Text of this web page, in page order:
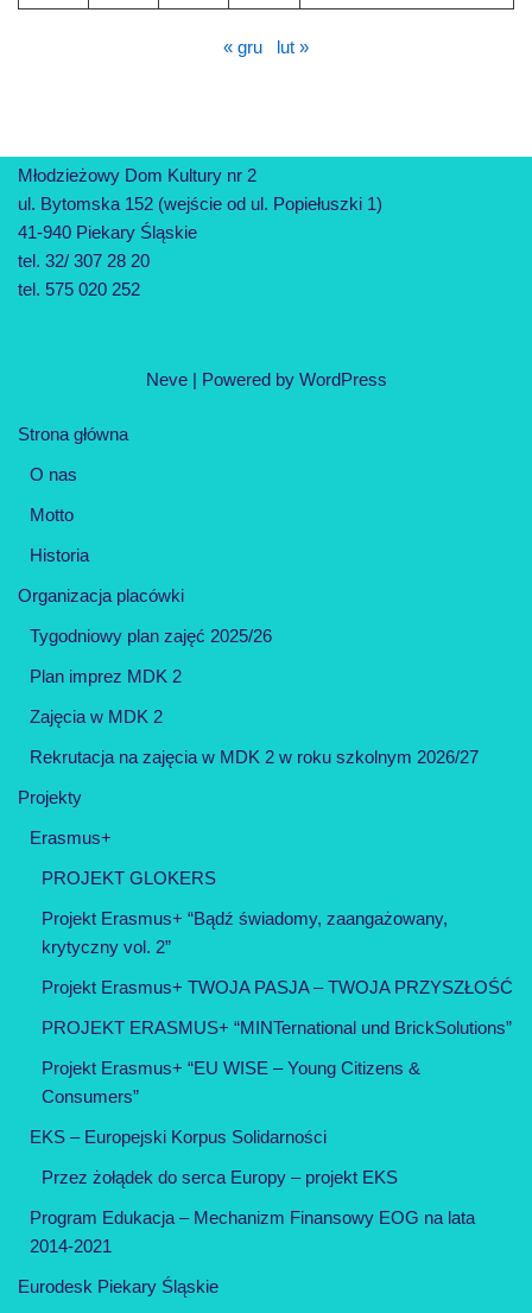
« gru lut »
Młodzieżowy Dom Kultury nr 2
ul. Bytomska 152 (wejście od ul. Popiełuszki 1)
41-940 Piekary Śląskie
tel. 32/ 307 28 20
tel. 575 020 252
Neve| Powered by WordPress
Strona główna
O nas
Motto
Historia
Organizacja placówki
Tygodniowy plan zajęć 2025/26
Plan imprez MDK 2
Zajęcia w MDK 2
Rekrutacja na zajęcia w MDK 2 w roku szkolnym 2026/27
Projekty
Erasmus+
PROJEKT GLOKERS
Projekt Erasmus+ “Bądź świadomy, zaangażowany,
krytyczny vol. 2”
Projekt Erasmus+ TWOJA PASJA – TWOJA PRZYSZŁOŚĆ
PROJEKT ERASMUS+ “MINTernational und BrickSolutions”
Projekt Erasmus+ “EU WISE – Young Citizens &
Consumers”
EKS – Europejski Korpus Solidarności
Przez żołądek do serca Europy – projekt EKS
Program Edukacja – Mechanizm Finansowy EOG na lata
2014-2021
Eurodesk Piekary Śląskie